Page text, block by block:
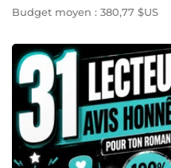
Budget moyen : 380,77 $US